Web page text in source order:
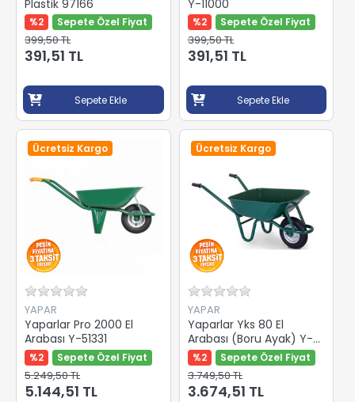
Plastik 97166
%2 Sepete Özel Fiyat
399,50 TL
391,51 TL
Sepete Ekle
Y-11000
%2 Sepete Özel Fiyat
399,50 TL
391,51 TL
Sepete Ekle
Ücretsiz Kargo
YAPAR
Yaparlar Pro 2000 El
Arabası Y-51331
%2 Sepete Özel Fiyat
5.249,50 TL
5.144,51 TL
Ücretsiz Kargo
YAPAR
Yaparlar Yks 80 El
Arabası (Boru Ayak) Y-
53321
%2 Sepete Özel Fiyat
3.749,50 TL
3.674,51 TL